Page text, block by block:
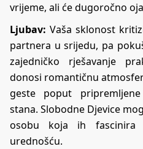
vrijeme, ali će dugoročno
Ljubav: Vaša sklonost
partnera u srijedu, pa
zajedničko rješavanje
donosi romantičnu
geste poput
stana. Slobodne Djevice
osobu koja ih fascinira
urednošću.